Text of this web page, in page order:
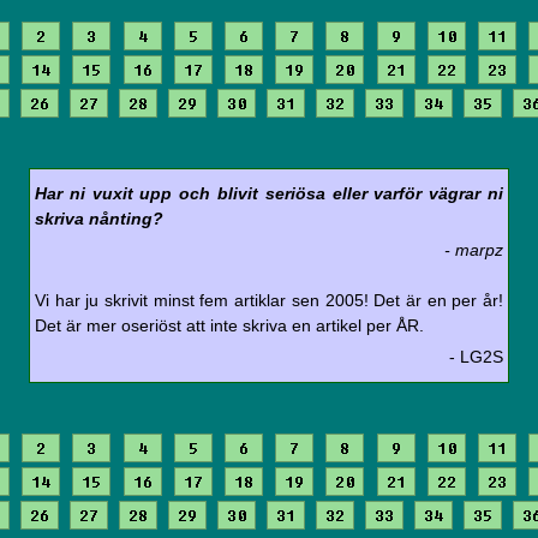
2 3 4 5 6 7 8 9 10 11
14 15 16 17 18 19 20 21 22 23
26 27 28 29 30 31 32 33 34 35
Har ni vuxit upp och blivit seriösa eller varför vägrar ni
skriva nånting?
- marpz
Vi har ju skrivit minst fem artiklar sen 2005! Det är en per år!
Det är mer oseriöst att inte skriva en artikel per ÅR.
- LG2S
2 3 4 5 6 7 8 9 10 11
14 15 16 17 18 19 20 21 22 23
26 27 28 29 30 31 32 33 34 35